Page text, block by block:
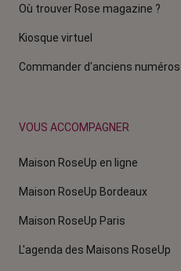
Où trouver Rose magazine ?
Kiosque virtuel
Commander d'anciens numéros
VOUS ACCOMPAGNER
Maison RoseUp en ligne
Maison RoseUp Bordeaux
Maison RoseUp Paris
L'agenda des Maisons RoseUp